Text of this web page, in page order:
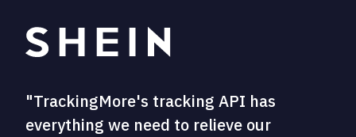
"TrackingMore's tracking API has
everything we need to relieve our